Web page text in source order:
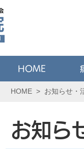
HOME
HOME > お知らせ・
お知ら